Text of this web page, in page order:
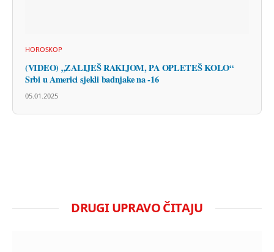
HOROSKOP
(VIDEO) „ZALIJEŠ RAKIJOM, PA OPLETEŠ KOLO“
Srbi u Americi sjekli badnjake na -16
05.01.2025
DRUGI UPRAVO ČITAJU